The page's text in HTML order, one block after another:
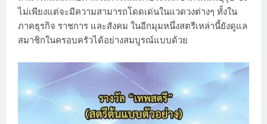
ไม่เพียงแต่จะมีความสามารถโดดเด่นในแวดวงต่างๆ ทั้งใน
ภาคธุรกิจ ราชการ และสังคม ในอีกมุมหนึ่งสตรีเหล่านี้ยังดูแล
สมาชิกในครอบครัวได้อย่างสมบูรณ์แบบด้วย